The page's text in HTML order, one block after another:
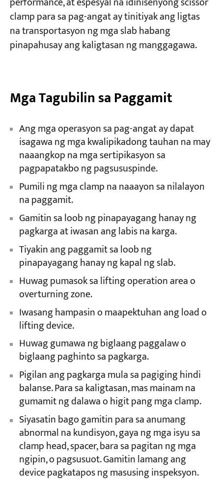
clamp para sa pag-angat ay tinitiyak ang ligtas
na transportasyon ng mga slab habang
pinapahusay ang kaligtasan ng manggagawa.
Mga Tagubilin sa Paggamit
Ang mga operasyon sa pag-angat ay dapat
isagawa ng mga kwalipikadong tauhan na may
naaangkop na mga sertipikasyon sa
pagpapatakbo ng pagsususpinde.
Pumili ng mga clamp na naaayon sa nilalayon
na paggamit.
Gamitin sa loob ng pinapayagang hanay ng
pagkarga at iwasan ang labis na karga.
Tiyakin ang paggamit sa loob ng
pinapayagang hanay ng kapal ng slab.
Huwag pumasok sa lifting operation area o
overturning zone.
Iwasang hampasin o maapektuhan ang load o
lifting device.
Huwag gumawa ng biglaang paggalaw o
biglaang paghinto sa pagkarga.
Pigilan ang pagkarga mula sa pagiging hindi
balanse. Para sa kaligtasan, mas mainam na
gumamit ng dalawa o higit pang mga clamp.
Siyasatin bago gamitin para sa anumang
abnormal na kundisyon, gaya ng mga isyu sa
clamp head, spacer, bara sa pagitan ng mga
ngipin, o pagsusuot. Gamitin lamang ang
device pagkatapos ng masusing inspeksyon.